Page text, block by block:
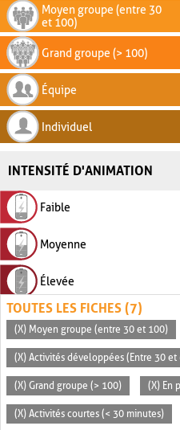
Moyen groupe (entre 30
et 100)
Grand groupe (> 100)
Équipe
Individuel
INTENSITÉ D'ANIMATION
Faible
Moyenne
Élevée
TOUTES LES FICHES (7)
(X) Moyen groupe (entre 30 et 100)
(X) Activités développées (Entre 30 et
(X) Grand groupe (> 100) (X) En
(X) Activités courtes (< 30 minutes)